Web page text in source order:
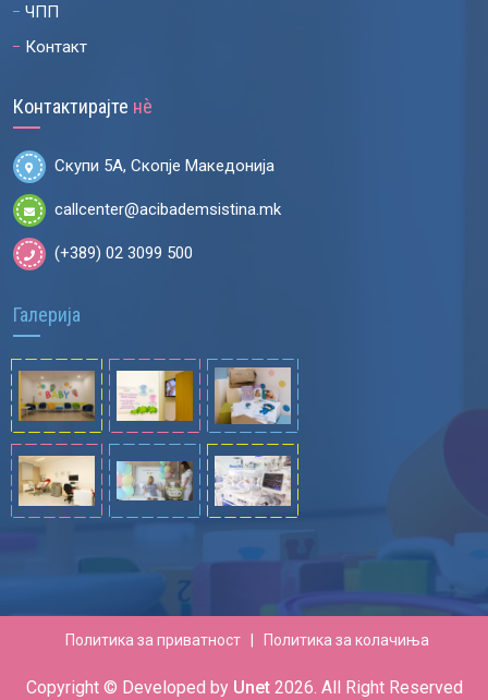
ЧПП
Контакт
Контактирајте нѐ
Скупи 5А, Скопје Македонија
callcenter@acibademsistina.mk
(+389) 02 3099 500
Галерија
Copyright © Developed by Unet 2026. All Right Reserved
Политика за приватност Политика за колачиња